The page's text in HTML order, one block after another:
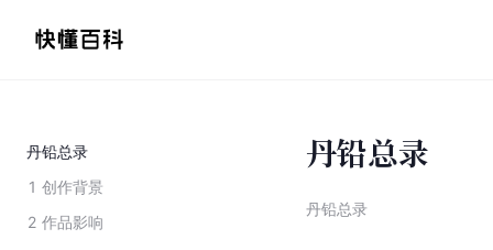
丹铅总录
1 创作背景
2 作品影响
丹铅总录
丹铅总录